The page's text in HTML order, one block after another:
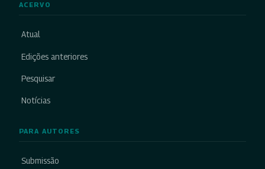
ACERVO
Atual
Edições anteriores
Pesquisar
Notícias
PARA AUTORES
Submissão